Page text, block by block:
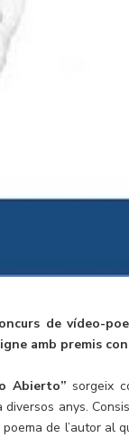
de vídeo-
amb premis
Abierto” sorgeix
anys.
de l’autor al